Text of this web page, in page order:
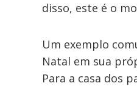
disso, este é o
Um exemplo
Natal em sua
Para a casa dos